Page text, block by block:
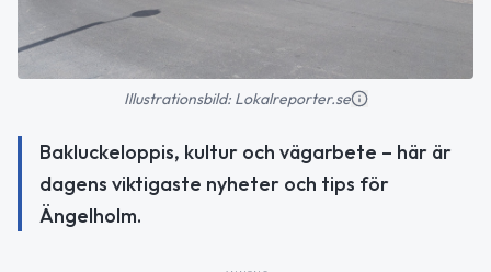
Illustrationsbild: Lokalreporter.se
Bakluckeloppis, kultur och vägarbete – här är
dagens viktigaste nyheter och tips för
Ängelholm.